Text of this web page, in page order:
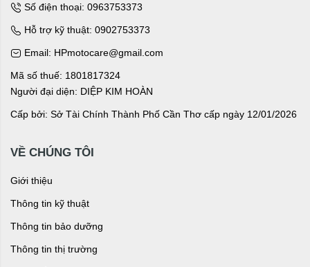
Số điện thoại: 0963753373
Hỗ trợ kỹ thuật: 0902753373
Email: HPmotocare@gmail.com
Mã số thuế: 1801817324
Người đại diện: DIỆP KIM HOÀN
Cấp bởi: Sở Tài Chính Thành Phố Cần Thơ cấp ngày 12/01/2026
VỀ CHÚNG TÔI
Giới thiệu
Thông tin kỹ thuật
Thông tin bảo dưỡng
Thông tin thị trường